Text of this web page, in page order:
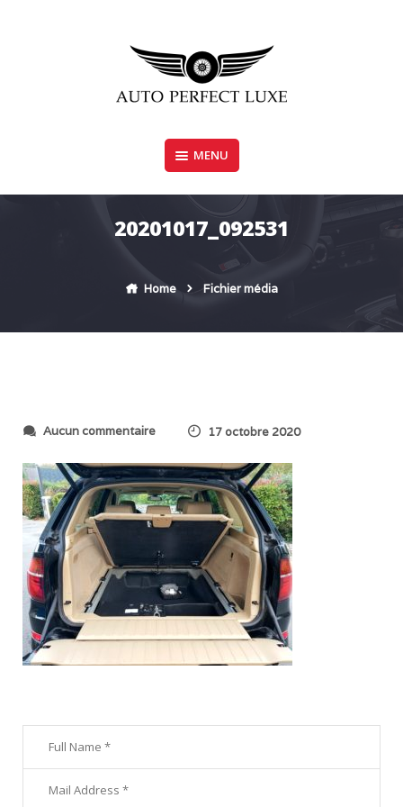
AUTO PERFECT LUXE
MENU
20201017_092531
Home Fichier média
Aucun commentaires
r
2
0
2
0
1
0
1
7
_
0
2
17 octobre 2020